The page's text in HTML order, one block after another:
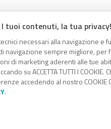
I tuoi contenuti, la tua privacy!
necessari alla navigazione e
navigazione sempre migliore,
di marketing aderenti alle tue
su ACCETTA TUTTI I
accedendo al nostro
.
link RSS negli appunti.